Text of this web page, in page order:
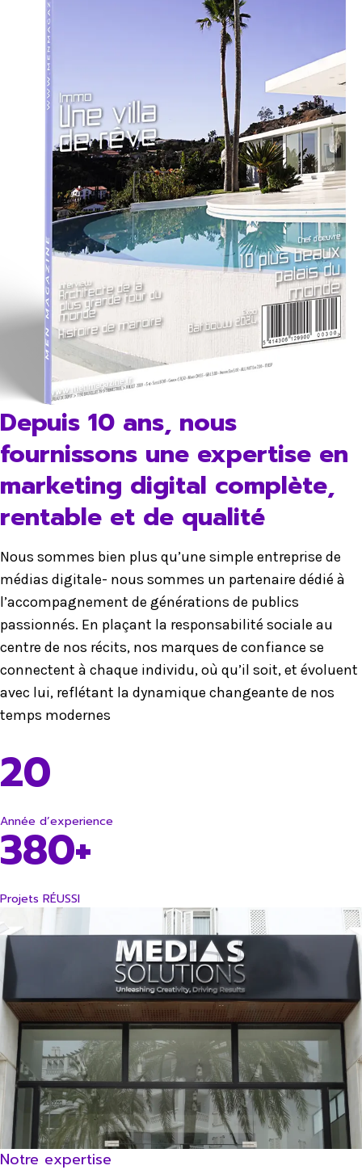
Depuis 10 ans, nous
fournissons une expertise en
marketing digital complète,
rentable et de qualité
Nous sommes bien plus qu’une simple entreprise de
médias digitale- nous sommes un partenaire dédié à
l’accompagnement de générations de publics
passionnés. En plaçant la responsabilité sociale au
centre de nos récits, nos marques de confiance se
connectent à chaque individu, où qu’il soit, et évoluent
avec lui, reflétant la dynamique changeante de nos
temps modernes
20
Année d’experience
380+
Projets RÉUSSI
Notre expertise